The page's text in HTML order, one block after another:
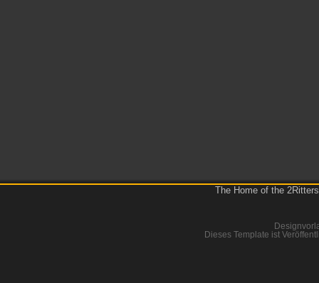
The Home of the
Dieses Template ist